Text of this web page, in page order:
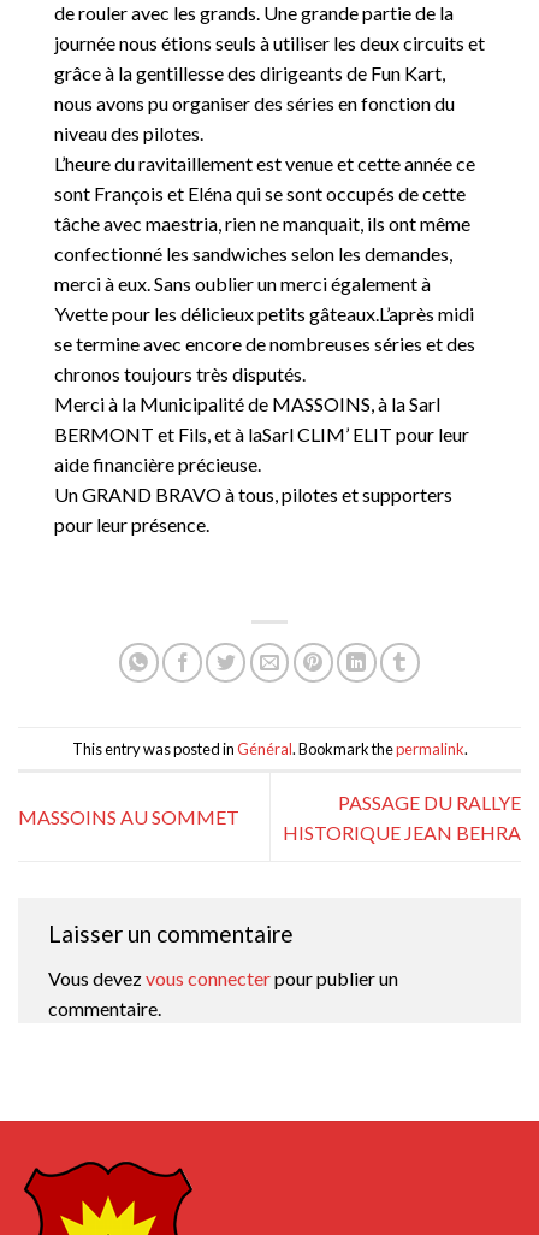
de rouler avec les grands. Une grande partie de la
journée nous étions seuls à utiliser les deux circuits et
grâce à la gentillesse des dirigeants de Fun Kart,
nous avons pu organiser des séries en fonction du
niveau des pilotes.
L’heure du ravitaillement est venue et cette année ce
sont François et Eléna qui se sont occupés de cette
tâche avec maestria, rien ne manquait, ils ont même
confectionné les sandwiches selon les demandes,
merci à eux. Sans oublier un merci également à
Yvette pour les délicieux petits gâteaux.L’après midi
se termine avec encore de nombreuses séries et des
chronos toujours très disputés.
Merci à la Municipalité de MASSOINS, à la Sarl
BERMONT et Fils, et à laSarl CLIM’ ELIT pour leur
aide financière précieuse.
Un GRAND BRAVO à tous, pilotes et supporters
pour leur présence.
This entry was posted inGénéral. Bookmark thepermalink.
MASSOINS AU SOMMET
PASSAGE DU RALLYE
HISTORIQUE JEAN BEHRA
Laisser un commentaire
Vous devezvous connecterpour publier un
commentaire.